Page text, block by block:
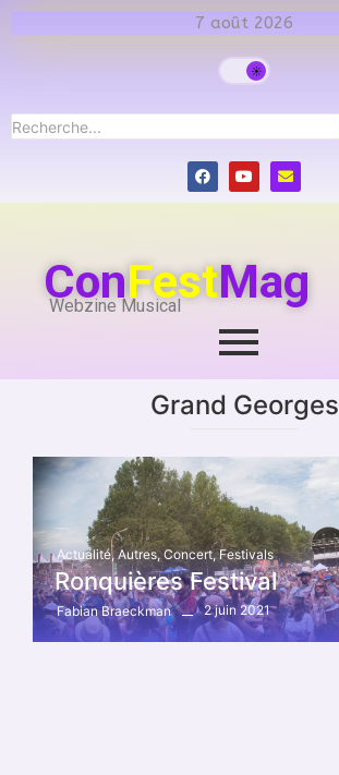
7 août 2026
ConFestMag
Webzine Musical
Grand Georges
Actualité, Autres, Concert, Festivals
Ronquières Festival
Fabian Braeckman 2 juin 2021